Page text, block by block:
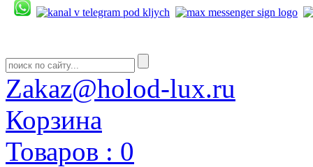
Zakaz@holod-lux.ru
Корзина
Товаров : 0